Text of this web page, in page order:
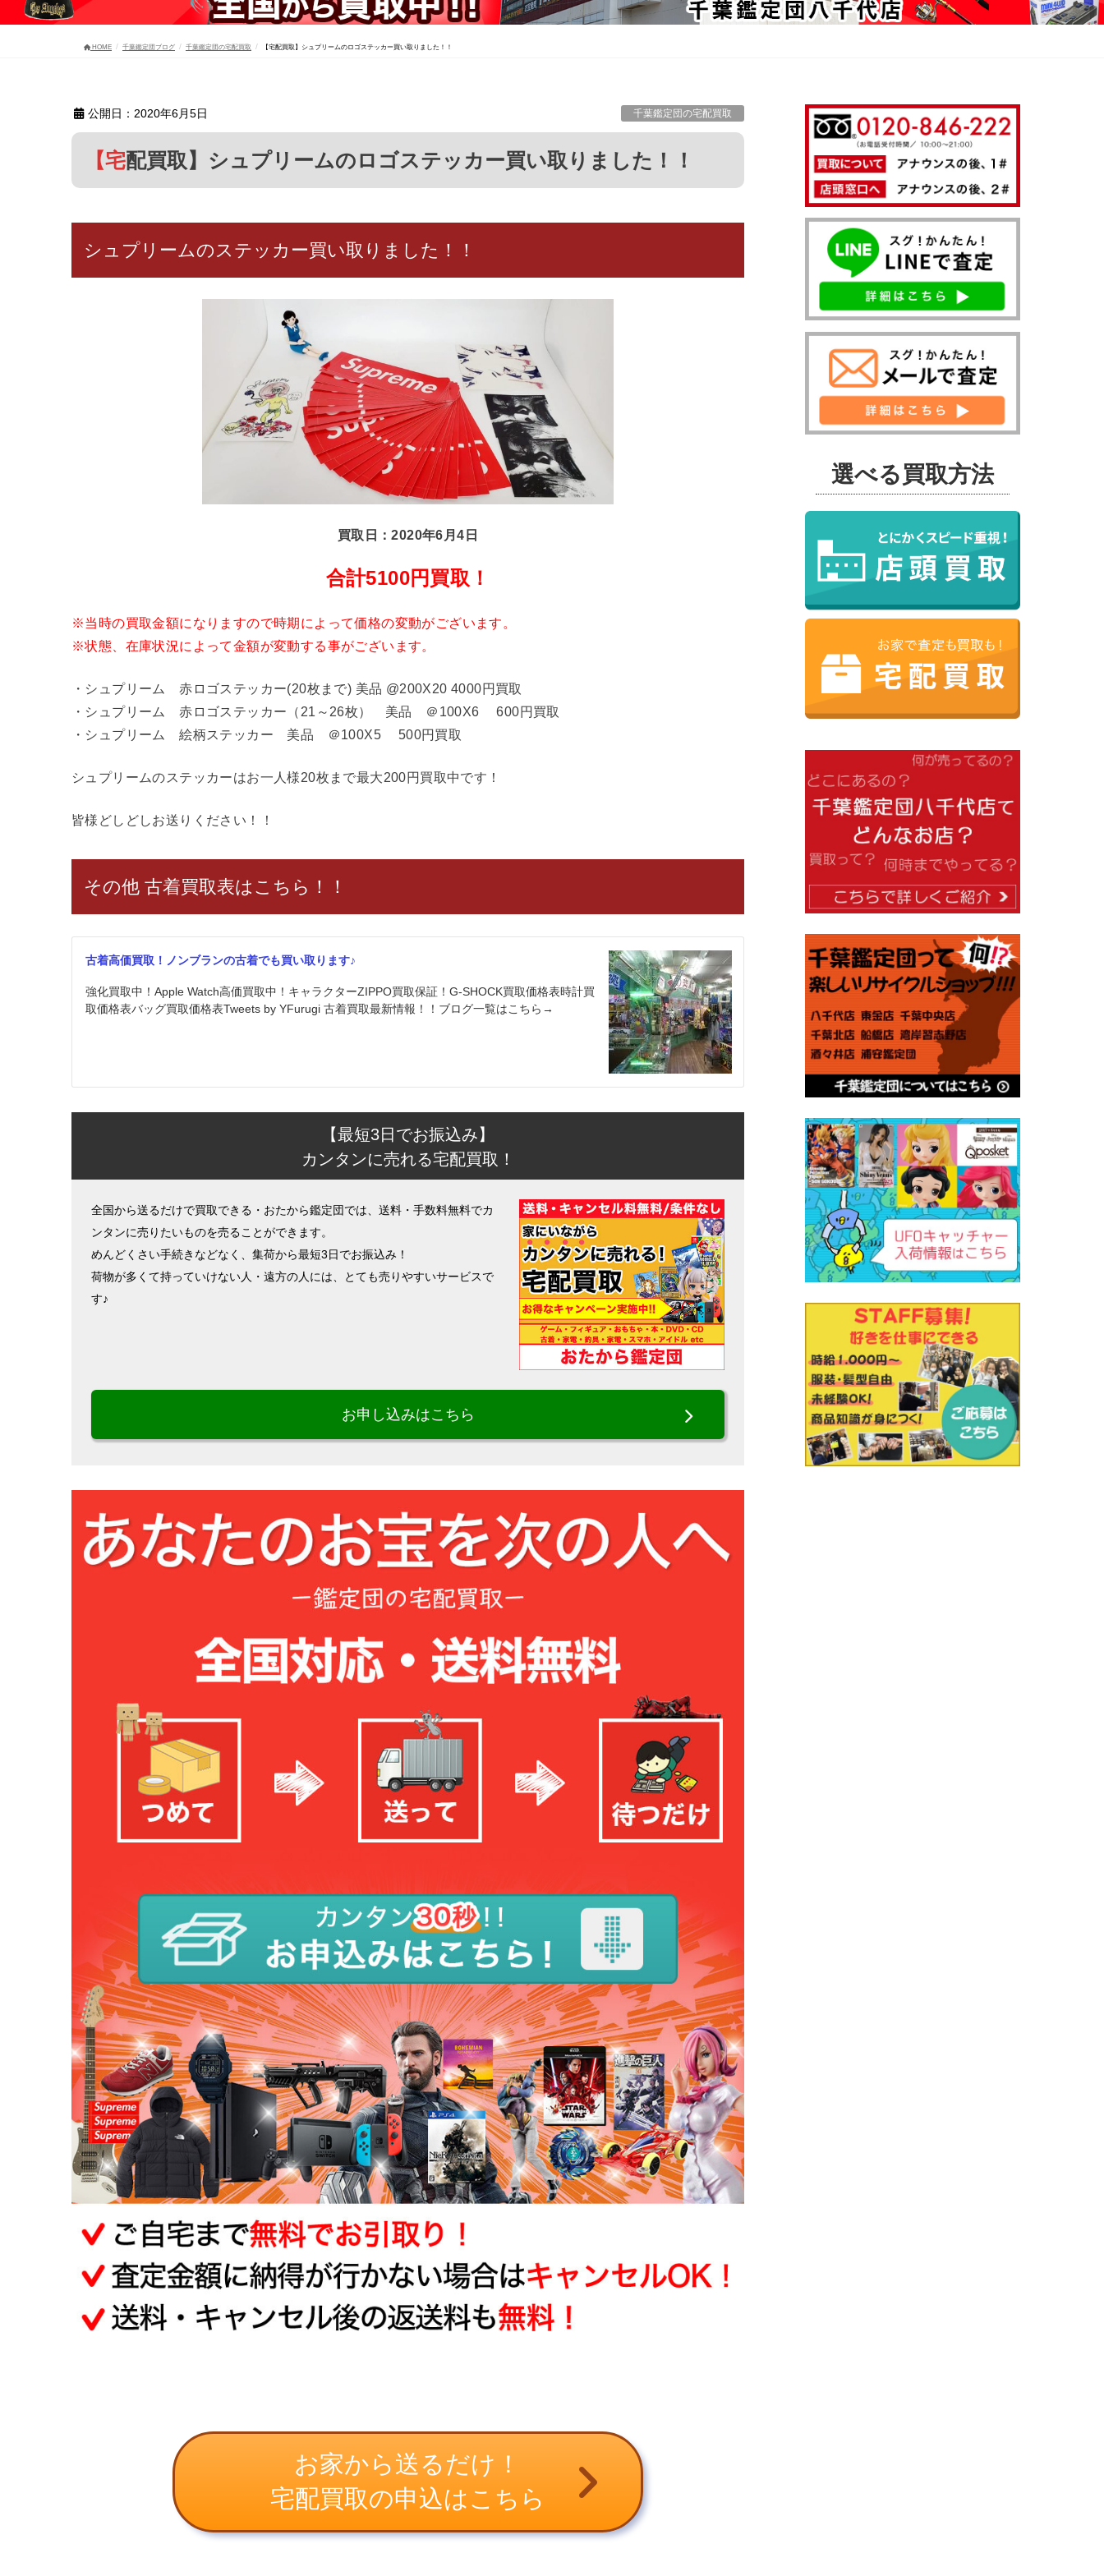
HOME 千葉鑑定団ブログ 千葉鑑定団の宅配買取 【宅配買取】シュプリームのロゴステッカー買い取りました！！
公開日：2020年6月5日 千葉鑑定団の宅配買取
【宅配買取】シュプリームのロゴステッカー買い取りました！！
シュプリームのステッカー買い取りました！！
買取日：2020年6月4日
合計5100円買取！
※当時の買取金額になりますので時期によって価格の変動がございます。
※状態、在庫状況によって金額が変動する事がございます。
・シュプリーム 赤ロゴステッカー(20枚まで) 美品 @200X20 4000円買取
・シュプリーム 赤ロゴステッカー（21～26枚） 美品 ＠100X6 600円買取
・シュプリーム 絵柄ステッカー 美品 ＠100X5 500円買取
シュプリームのステッカーはお一人様20枚まで最大200円買取中です！
皆様どしどしお送りください！！
その他 古着買取表はこちら！！
古着高価買取！ノンブランの古着でも買い取ります♪
強化買取中！Apple Watch高価買取中！キャラクターZIPPO買取保証！G-SHOCK買取価格表時計買
取価格表バッグ買取価格表Tweets by YFurugi 古着買取最新情報！！ブログ一覧はこちら→
【最短3日でお振込み】
カンタンに売れる宅配買取！
全国から送るだけで買取できる・おたから鑑定団では、送料・手数料無料でカ
ンタンに売りたいものを売ることができます。
めんどくさい手続きなどなく、集荷から最短3日でお振込み！
荷物が多くて持っていけない人・遠方の人には、とても売りやすいサービスで
す♪
お申し込みはこちら
お家から送るだけ！
宅配買取の申込はこちら
選べる買取方法